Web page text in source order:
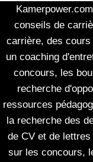
conseils de
carrière, des cours
un coaching
concours, les
recherche
ressources
la recherche des
de CV et de
sur les concours,